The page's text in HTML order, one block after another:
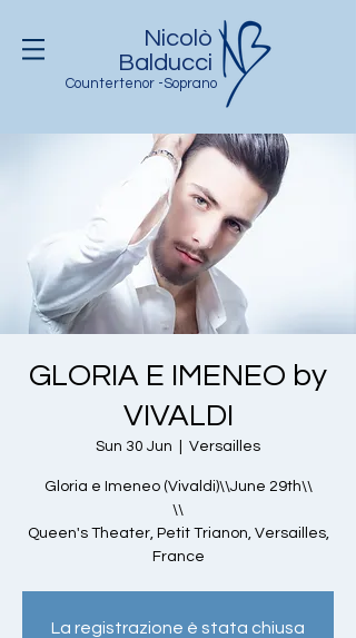
Nicolò
Balducci
Countertenor -Soprano
GLORIA E IMENEO by
VIVALDI
Sun 30 Jun Versailles
Gloria e Imeneo (Vivaldi)\\June 29th\\
\\
Queen's Theater, Petit Trianon, Versailles,
France
La registrazione è stata chiusa